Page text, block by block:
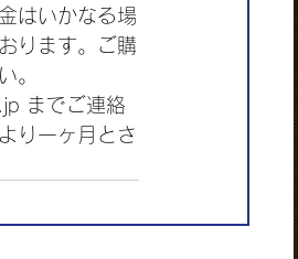
はいかなる場
ります。ご購
。
までご連絡
り一ヶ月とさ